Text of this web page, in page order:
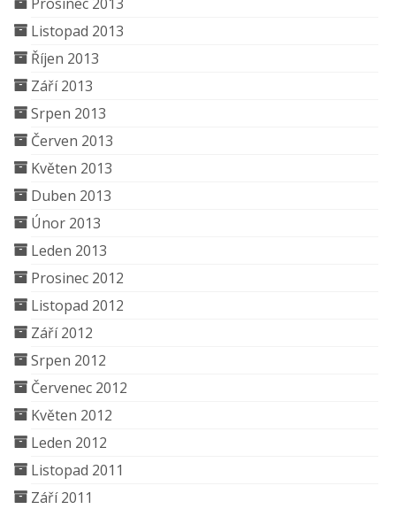
Listopad 2013
Říjen 2013
Září 2013
Srpen 2013
Červen 2013
Květen 2013
Duben 2013
Únor 2013
Leden 2013
Prosinec 2012
Listopad 2012
Září 2012
Srpen 2012
Červenec 2012
Květen 2012
Leden 2012
Listopad 2011
Září 2011